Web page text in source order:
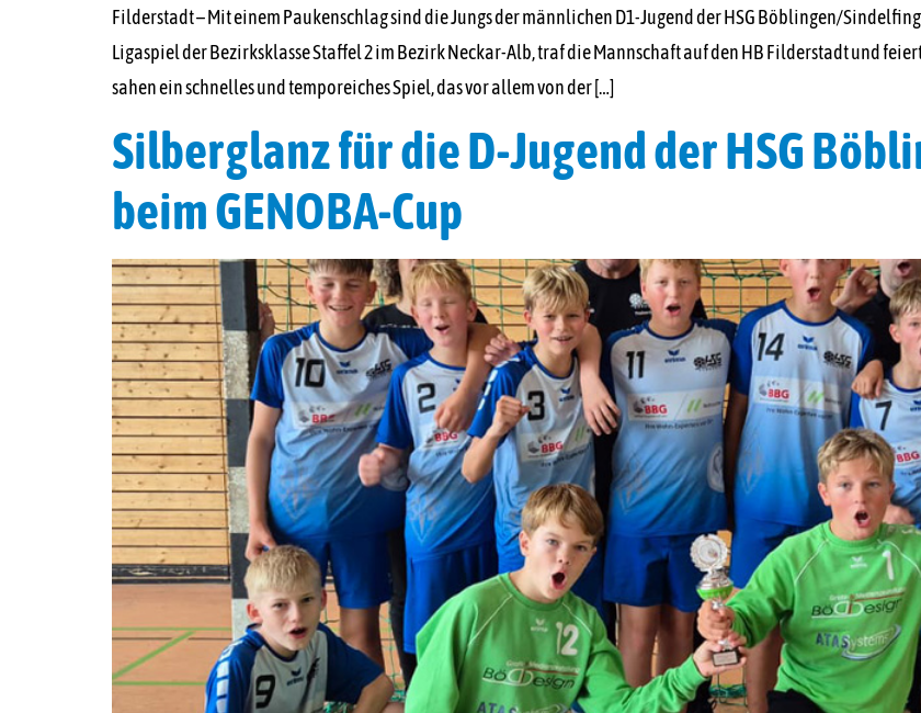
Filderstadt – Mit einem Paukenschlag sind die Jungs der männlichen D1-Jugend der HSG Böblingen/
Ligaspiel der Bezirksklasse Staffel 2 im Bezirk Neckar-Alb, traf die Mannschaft auf den HB Filderstadt und
sahen ein schnelles und temporeiches Spiel, das vor allem von der […]
Silberglanz für die D-Jugend der HSG
beim GENOBA-Cup